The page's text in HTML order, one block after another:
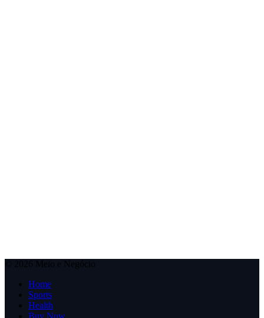
© 2026 Meio e Negócio
Home
Sports
Health
Buy Now